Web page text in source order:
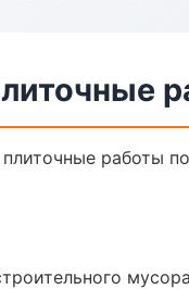
работы
мусора